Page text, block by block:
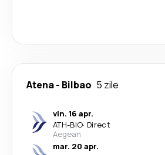
Atena- Bilbao 5 zile
vin. 16 apr.
ATH-BIO· Direct
Aegean
mar. 20 apr.